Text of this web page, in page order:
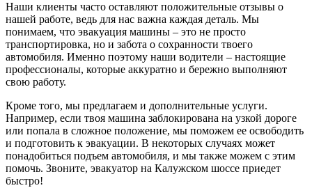
Наши клиенты часто оставляют положительные отзывы о
нашей работе, ведь для нас важна каждая деталь. Мы
понимаем, что эвакуация машины – это не просто
транспортировка, но и забота о сохранности твоего
автомобиля. Именно поэтому наши водители – настоящие
профессионалы, которые аккуратно и бережно выполняют
свою работу.
Кроме того, мы предлагаем и дополнительные услуги.
Например, если твоя машина заблокирована на узкой дороге
или попала в сложное положение, мы поможем ее освободить
и подготовить к эвакуации. В некоторых случаях может
понадобиться подъем автомобиля, и мы также можем с этим
помочь. Звоните, эвакуатор на Калужском шоссе приедет
быстро!